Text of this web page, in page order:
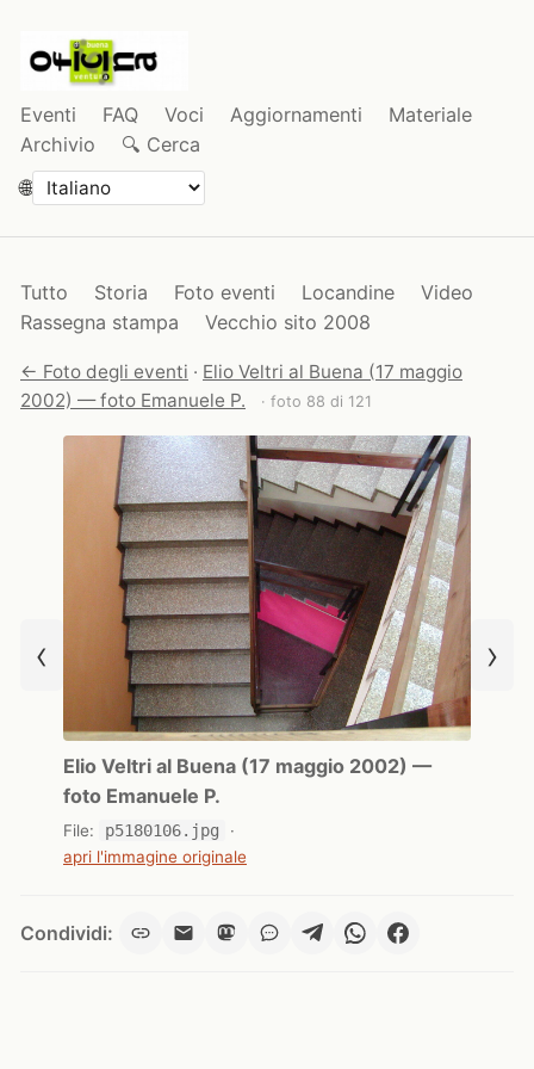
Eventi FAQ Voci Aggiornamenti
Materiale
Archivio
🔍 Cerca
🌐
Tutto Storia Foto eventi Locandine
Video
Rassegna stampa
Vecchio sito 2008
← Foto degli eventi · Elio Veltri al Buena (17 maggio
2002) — foto Emanuele P.
· foto 88 di 121
‹
Elio Veltri al Buena (17 maggio 2002) —
foto Emanuele P.
File: p5180106.jpg
·
apri l'immagine originale
›
Condividi: